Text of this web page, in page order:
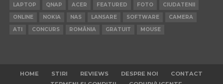
LAPTOP
QNAP ACER FEATURED FOTO
CIUDATENII
ONLINE
NOKIA NAS LANSARE SOFTWARE
CAMERA
ATI
CONCURS ROMÂNIA GRATUIT MOUSE
HOME STIRI REVIEWS DESPRE NOI
CONTACT